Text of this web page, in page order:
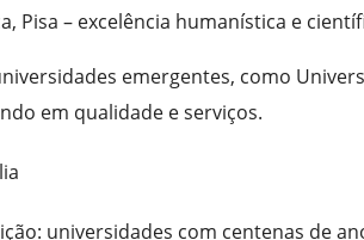
Pisa – excelência humanística e
emergentes, como
em qualidade e serviços.
universidades com centenas de